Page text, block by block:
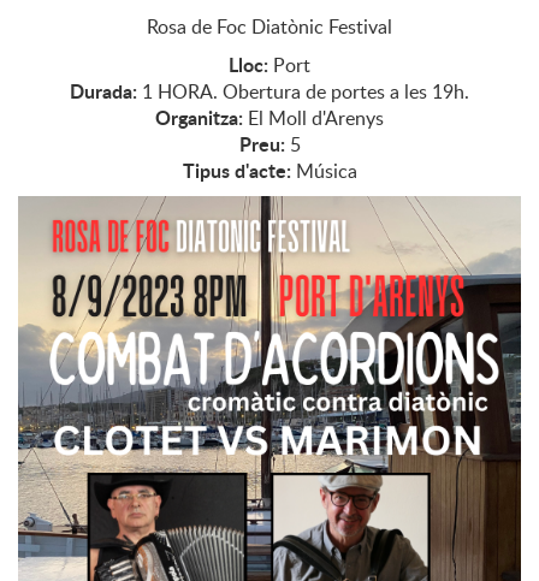
Rosa de Foc Diatònic Festival
Lloc: Port
Durada: 1 HORA. Obertura de portes a les 19h.
Organitza: El Moll d'Arenys
Preu: 5
Tipus d'acte: Música